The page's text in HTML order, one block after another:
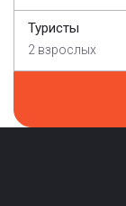
Туристы
2 взрослых